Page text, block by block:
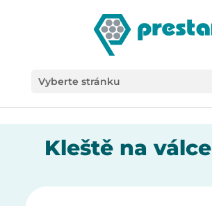
Vyberte stránku
Kleště na válce